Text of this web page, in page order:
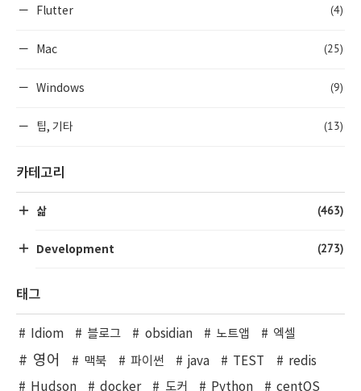
Flutter (4)
Mac (25)
Windows (9)
팁, 기타 (13)
카테고리
삶 (463)
Development (273)
태그
Idiom 블로그 obsidian 노트앱 엑셀
영어 맥북 파이썬 java TEST
redis
Hudson
docker 도커 Python
centOS